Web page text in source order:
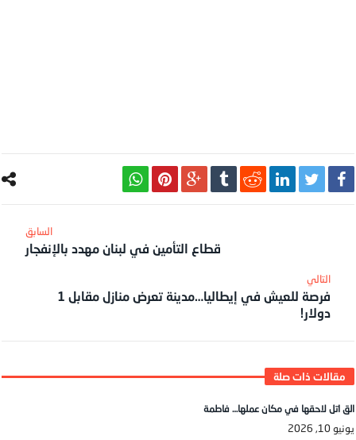
قطاع التأمين في لبنان مهدد بالإنفجار
‎التالي
فرصة للعيش في إيطاليا…مدينة تعرض منازل مقابل 1
دولار!
الق اتل لاحقها في مكان عملها… فاطمة
يونيو 10, 2026